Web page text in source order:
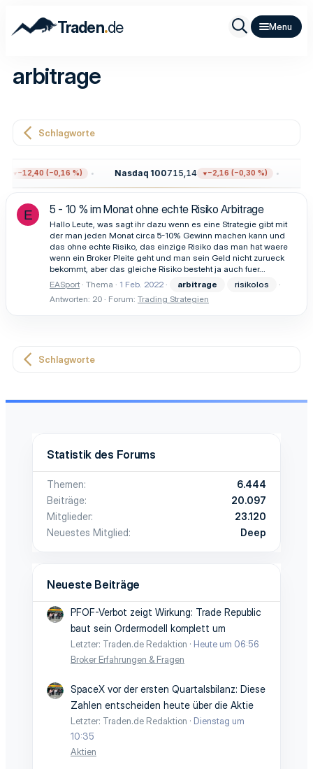
Traden.de
arbitrage
Schlagworte
−12,40 (−0,16 %) Nasdaq 100715,14 −2,16 (−0,30 %)
E 5 - 10 % im Monat ohne echte Risiko Arbitrage
Hallo Leute, was sagt ihr dazu wenn es eine Strategie gibt mit
der man jeden Monat circa 5-10% Gewinn machen kann und
das ohne echte Risiko, das einzige Risiko das man hat waere
wenn ein Broker Pleite geht und man sein Geld nicht zurueck
bekommt, aber das gleiche Risiko besteht ja auch fuer...
EASport Thema 1 Feb. 2022 arbitrage
risikolos
Antworten: 20
Forum: Trading Strategien
Schlagworte
Statistik des Forums
Themen
6.444
Beiträge
20.097
Mitglieder
23.120
Neuestes Mitglied
Deep
Neueste Beiträge
PFOF-Verbot zeigt Wirkung: Trade Republic
baut sein Ordermodell komplett um
Letzter: Traden.de Redaktion
Heute um 06:56
Broker Erfahrungen & Fragen
SpaceX vor der ersten Quartalsbilanz: Diese
Zahlen entscheiden heute über die Aktie
Letzter: Traden.de Redaktion
Dienstag um
10:35
Aktien